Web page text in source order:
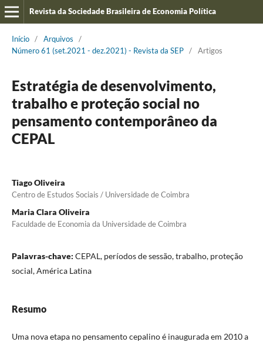
Revista da Sociedade Brasileira de Economia Política
Início / Arquivos
/
Número 61 (set.2021 - dez.2021) - Revista da SEP / Artigos
Estratégia de desenvolvimento,
trabalho e proteção social no
pensamento contemporâneo da
CEPAL
Tiago Oliveira
Centro de Estudos Sociais / Universidade de Coimbra
Maria Clara Oliveira
Faculdade de Economia da Universidade de Coimbra
Palavras-chave: CEPAL, períodos de sessão, trabalho, proteção
social, América Latina
Resumo
Uma nova etapa no pensamento cepalino é inaugurada em 2010 a